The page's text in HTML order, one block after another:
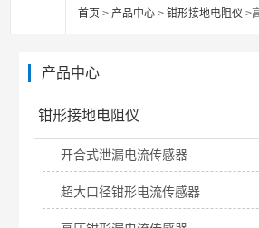
首页 >产品中心 >钳形接地电阻仪 >
产品中心
钳形接地电阻仪
开合式泄漏电流传感器
超大口径钳形电流传感器